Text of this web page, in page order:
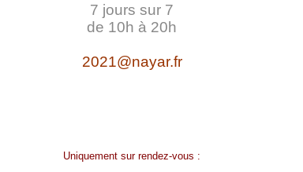
7 jours sur 7
de 10h à 20h
2021@nayar.fr
Uniquement sur rendez-vous :